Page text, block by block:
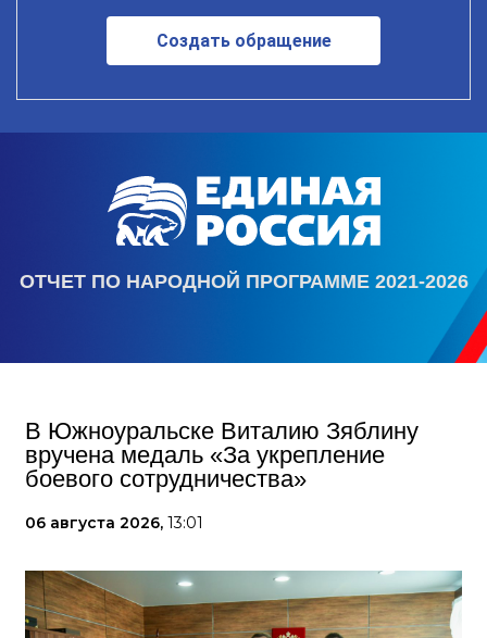
Создать обращение
ОТЧЕТ ПО НАРОДНОЙ ПРОГРАММЕ 2021-2026
В Южноуральске Виталию Зяблину
вручена медаль «За укрепление
боевого сотрудничества»
06 августа 2026, 13:01